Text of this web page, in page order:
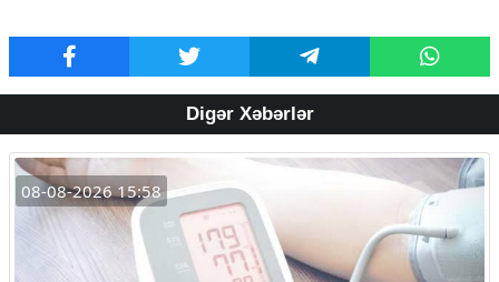
Digər Xəbərlər
08-08-2026 15:58